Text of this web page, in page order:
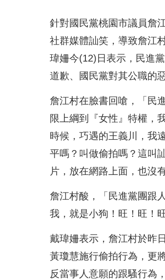
針對國民黨桃園市議員詹
社群媒體訕笑，導致詹江
瑋姍今(12)日表示，民進
道歉、國民黨對其公職的
詹江村在臉書回嗆，「民
限上綱到『女性』特權，
時候，巧遇的王義川，我
平嗎？叫做偷拍嗎？這叫
片，放在網路上面，也沒
詹江村酸，「民進黨團跟
我，就是小狗！旺！旺！旺
戴瑋姍表示，詹江村於昨
黃瓊慧施行偷拍行為，更
反當事人意願的跟騷行為